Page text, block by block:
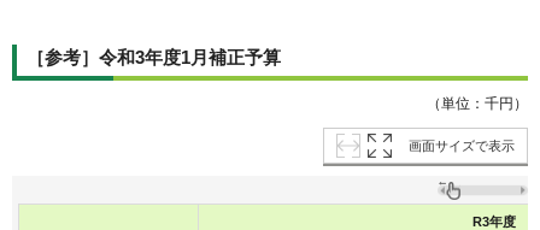
［参考］令和3年度1月補正予算
（単位：千円）
画面サイズで表示
R3年度